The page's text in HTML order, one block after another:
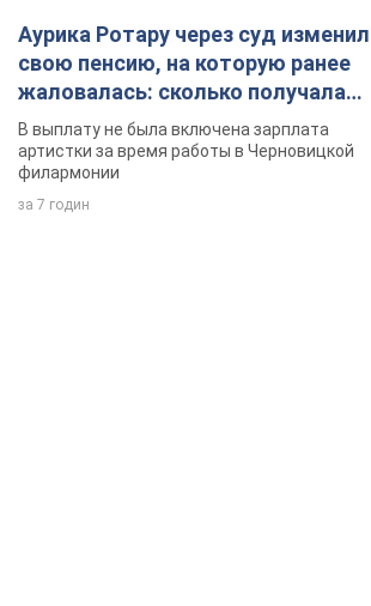
Аурика Ротару через суд
свою пенсию, на которую ранее
жаловалась: сколько получала
певица
В выплату не была включена зарплата
артистки за время работы в Черновицкой
филармонии
за 7 годин